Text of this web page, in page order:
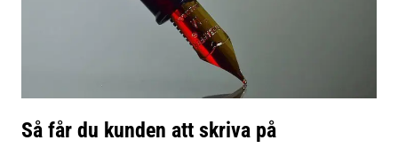
Så får du kunden att skriva på